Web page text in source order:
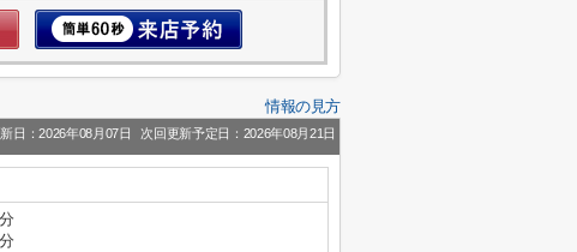
情報の見方
日：2026年08月07日 次回更新予定日：2026年08月21日